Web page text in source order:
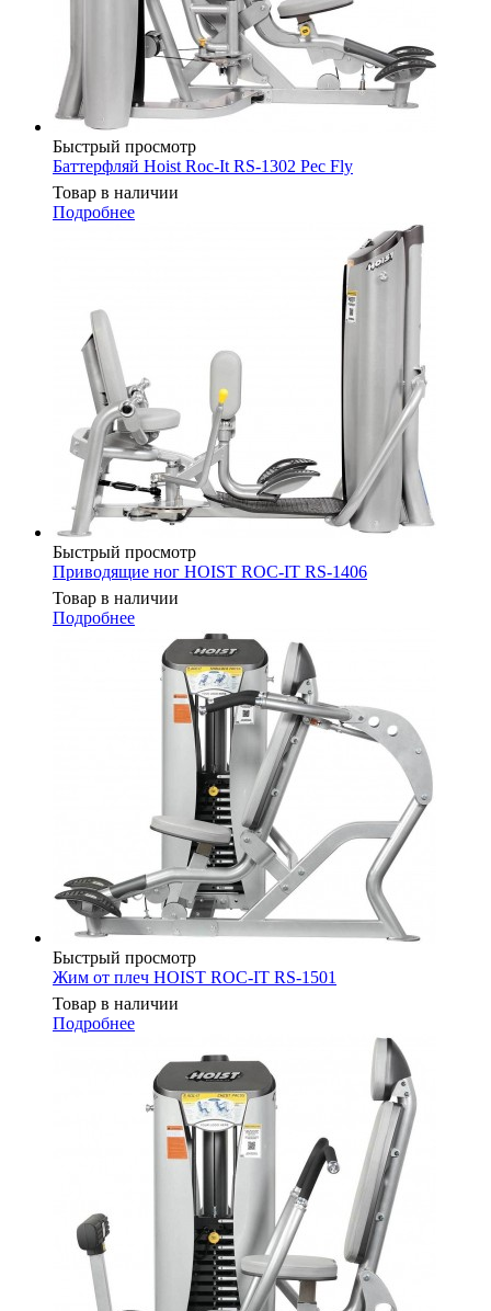
Быстрый просмотр
Баттерфляй Hoist Roc-It RS-1302 Pec Fly
Товар в наличии
Подробнее
Быстрый просмотр
Приводящие ног HOIST ROC-IT RS-1406
Товар в наличии
Подробнее
Быстрый просмотр
Жим от плеч HOIST ROC-IT RS-1501
Товар в наличии
Подробнее